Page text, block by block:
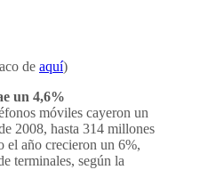
de aquí)
un 4,6%
móviles cayeron un
2008, hasta 314 millones
el año crecieron un 6%,
terminales, según la